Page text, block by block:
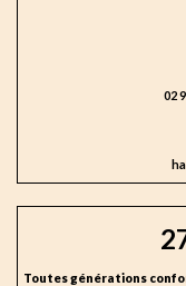
02
Toutes générations